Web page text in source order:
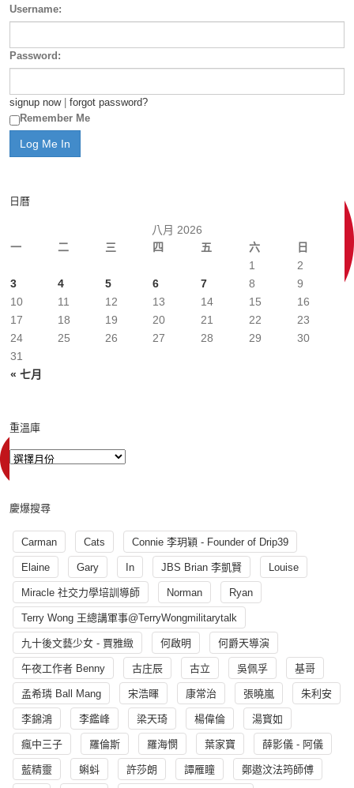
Username:
Password:
signup now| forgot password?
Remember Me
日曆
八月 2026
一
二 三 四 五 六 日
« 七月
1
2
3
4 5 6 7 8
9
10
11 12 13 14 15
16
17
18 19 20 21 22
23
24
25 26 27 28 29
30
31
重溫庫
慶爆搜尋
Carman Cats Connie 李玥穎 - Founder of Drip39
Elaine Gary In JBS Brian 李凱賢 Louise
Miracle 社交力學培訓導師 Norman Ryan
Terry Wong 王總講軍事@TerryWongmilitarytalk
九十後文藝少女 - 賈雅緻 何啟明 何爵天導演
午夜工作者 Benny 古庄辰 古立 吳佩孚 基哥
孟希璘 Ball Mang 宋浩暉 康常治 張曉嵐 朱利安
李錦鴻 李鑑峰 梁天琦 楊偉倫 湯寳如
瘋中三子 羅倫斯 羅海憫 葉家寶 薛影儀 - 阿儀
藍精靈 蝌蚪 許莎朗 譚雁瞳 鄭遨汶法筠師傅